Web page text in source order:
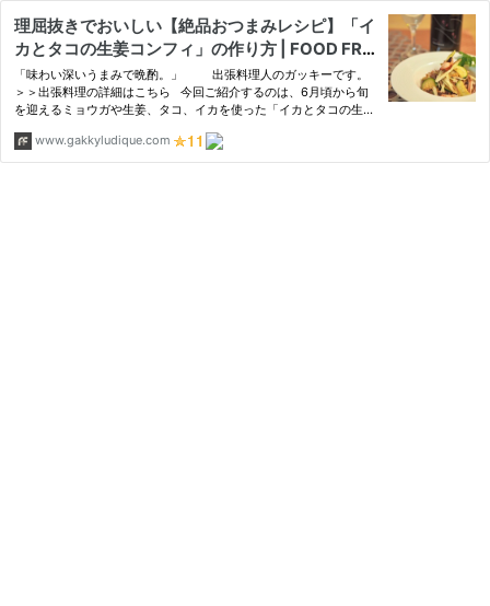
理屈抜きでおいしい【絶品おつまみレシピ】「イ
カとタコの生姜コンフィ」の作り方 | FOOD FRE
AK by Chef Gakky
「味わい深いうまみで晩酌。」 出張料理人のガッキーです。
＞＞出張料理の詳細はこちら 今回ご紹介するのは、6月頃から旬
を迎えるミョウガや生姜、タコ、イカを使った「イカとタコの生姜
www.gakkyludique.com